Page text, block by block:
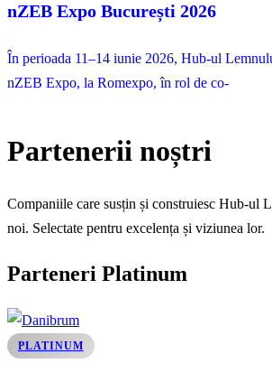
nZEB Expo București 2026
În perioada 11–14 iunie 2026, Hub-ul
nZEB Expo, la Romexpo, în rol de co-
Partenerii noștri
Companiile care susțin și construiesc Hub-ul
noi. Selectate pentru excelența și viziunea lor.
Parteneri Platinum
PLATINUM